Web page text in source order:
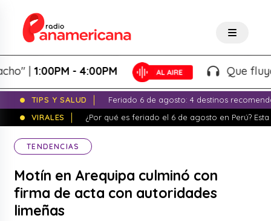
|1:00PM - 4:00PM Que fluya la
TIPS Y SALUD
Feriado 6 de agosto: 4 destinos
VIRALES
¿Por qué es feriado el 6 de agosto en Perú?
TENDENCIAS
Motín en Arequipa culminó con
firma de acta con autoridades
limeñas